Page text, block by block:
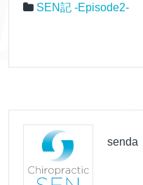
SEN記 -Episode2-
senda